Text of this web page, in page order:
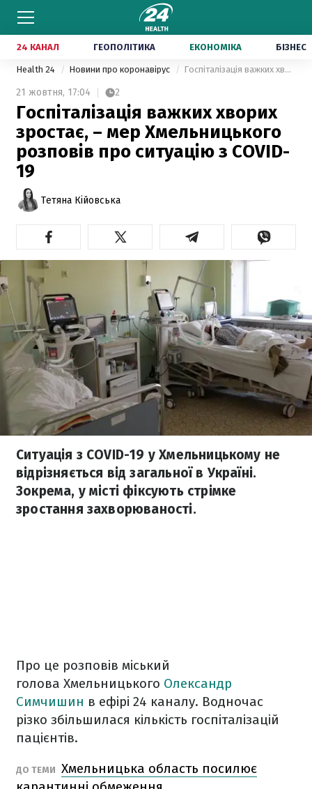
24 КАНАЛ ГЕОПОЛІТИКА ЕКОНОМІКА БІЗНЕС
Health 24 Новини про коронавірус Госпіталізація важких хворих зростає, – мер Хмельницького розповів про ситуацію з COVID-19
21 жовтня, 17:04 2
Госпіталізація важких хворих
зростає, – мер Хмельницького
розповів про ситуацію з COVID-
19
Тетяна Кійовська
Ситуація з COVID-19 у Хмельницькому не
відрізняється від загальної в Україні.
Зокрема, у місті фіксують стрімке
зростання захворюваності.
Про це розповів міський
голова Хмельницького Олександр
Симчишин в ефірі 24 каналу. Водночас
різко збільшилася кількість госпіталізацій
пацієнтів.
ДО ТЕМИ Хмельницька область посилює